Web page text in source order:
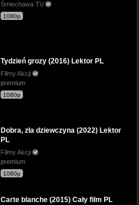
Śmiechawa TV
1080p
Tydzień grozy (2016) Lektor PL
Filmy Akcji
premium
1080p
Dobra, zła dziewczyna (2022) Lektor
PL
Filmy Akcji
premium
1080p
Carte blanche (2015) Cały film PL